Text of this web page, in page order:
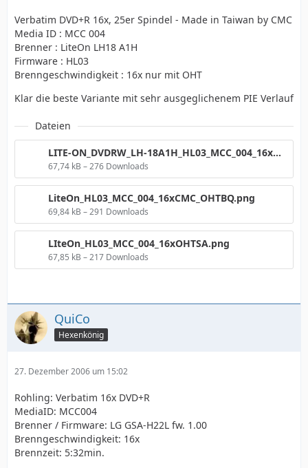
Verbatim DVD+R 16x, 25er Spindel - Made in Taiwan by CMC
Media ID : MCC 004
Brenner : LiteOn LH18 A1H
Firmware : HL03
Brenngeschwindigkeit : 16x nur mit OHT
Klar die beste Variante mit sehr ausgeglichenem PIE Verlauf
Dateien
LITE-ON_DVDRW_LH-18A1H_HL03_MCC_004_16xOHT..png
67,74 kB – 276 Downloads
LiteOn_HL03_MCC_004_16xCMC_OHTBQ.png
69,84 kB – 291 Downloads
LIteOn_HL03_MCC_004_16xOHTSA.png
67,85 kB – 217 Downloads
QuiCo
Hexenkönig
27. Dezember 2006 um 15:02
Rohling: Verbatim 16x DVD+R
MediaID: MCC004
Brenner / Firmware: LG GSA-H22L fw. 1.00
Brenngeschwindigkeit: 16x
Brennzeit: 5:32min.